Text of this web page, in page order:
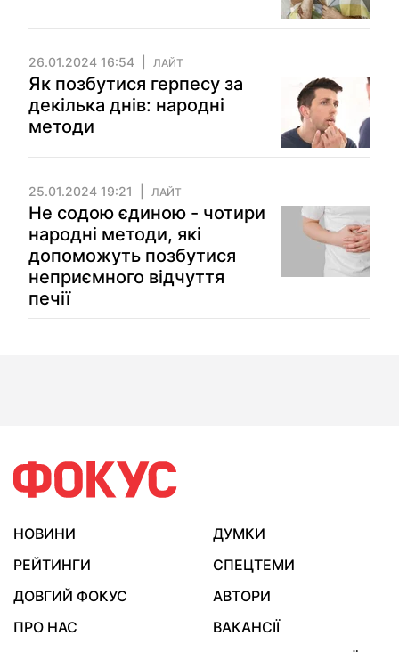
26.01.2024 16:54 ЛАЙТ
Як позбутися герпесу за
декілька днів: народні
методи
25.01.2024 19:21 ЛАЙТ
Не содою єдиною - чотири
народні методи, які
допоможуть позбутися
неприємного відчуття
печії
НОВИНИ
ДУМКИ
РЕЙТИНГИ
СПЕЦТЕМИ
ДОВГИЙ ФОКУС
АВТОРИ
ПРО НАС
ВАКАНСІЇ